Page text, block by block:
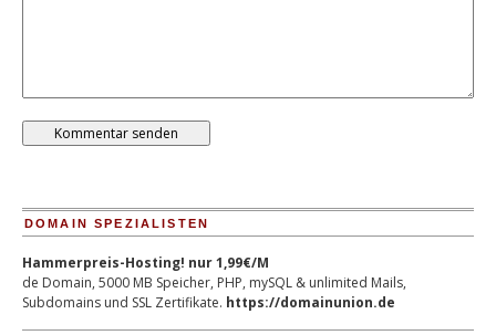
DOMAIN SPEZIALISTEN
Hammerpreis-Hosting! nur 1,99€/M
de Domain, 5000 MB Speicher, PHP, mySQL & unlimited Mails,
Subdomains und SSL Zertifikate. https://domainunion.de